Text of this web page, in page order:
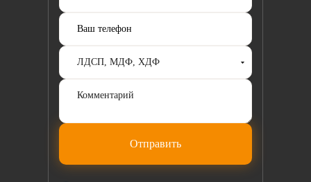
Отправить